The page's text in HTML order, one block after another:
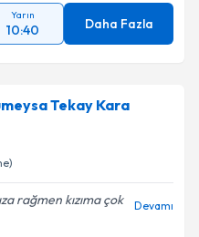
Yarın
10:40 Daha Fazla
Tekay Kara
rağmen kızıma çok
Devamı